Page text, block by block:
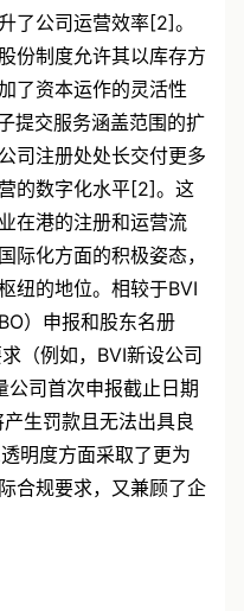
行公司通讯，引入默示
了公司运营效率[2]。
份制度允许其以库存方
了资本运作的灵活性
提交服务涵盖范围的扩
司注册处处长交付更多
的数字化水平[2]。这
在港的注册和运营流
际化方面的积极姿态，
纽的地位。相较于BVI
）申报和股东名册
（例如，BVI新设公司
司首次申报截止日期
生罚款且无法出具良
明度方面采取了更为
合规要求，又兼顾了企